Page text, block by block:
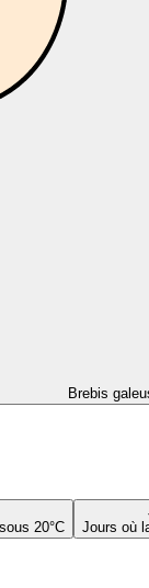
Brebis
20°C
Jours où